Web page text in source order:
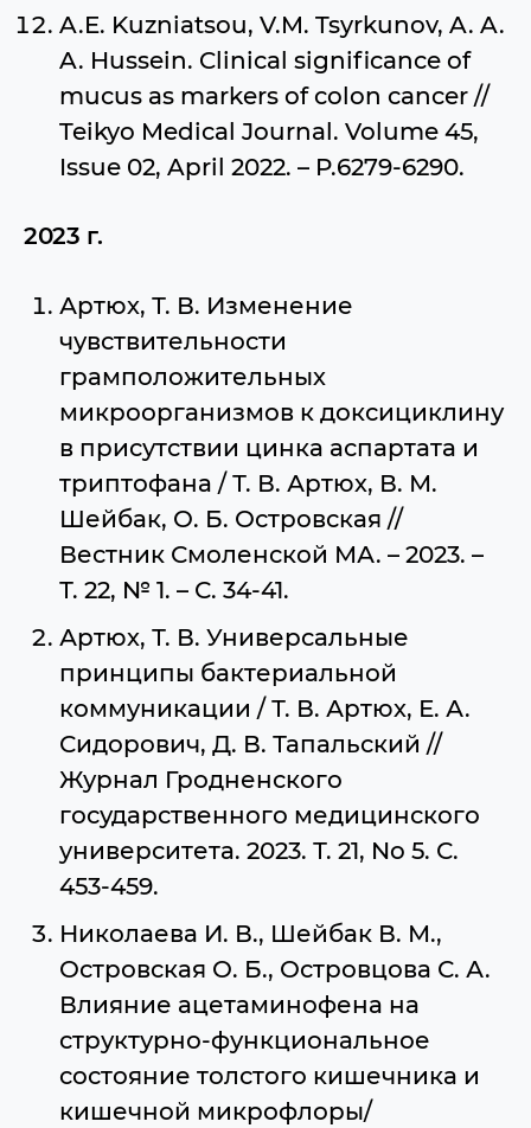
A.E. Kuzniatsou, V.M. Tsyrkunov, A. A.
A. Hussein. Clinical significance of
mucus as markers of colon cancer //
Teikyo Medical Journal. Volume 45,
Issue 02, April 2022. – P.6279-6290.
2023 г.
Артюх, Т. В. Изменение
чувствительности
грамположительных
микроорганизмов к доксициклину
в присутствии цинка аспартата и
триптофана / Т. В. Артюх, В. М.
Шейбак, О. Б. Островская //
Вестник Смоленской МА. – 2023. –
Т. 22, № 1. – С. 34-41.
Артюх, Т. В. Универсальные
принципы бактериальной
коммуникации / Т. В. Артюх, Е. А.
Сидорович, Д. В. Тапальский //
Журнал Гродненского
государственного медицинского
университета. 2023. Т. 21, No 5. С.
453-459.
Николаева И. В., Шейбак В. М.,
Островская О. Б., Островцова С. А.
Влияние ацетаминофена на
структурно-функциональное
состояние толстого кишечника и
кишечной микрофлоры/